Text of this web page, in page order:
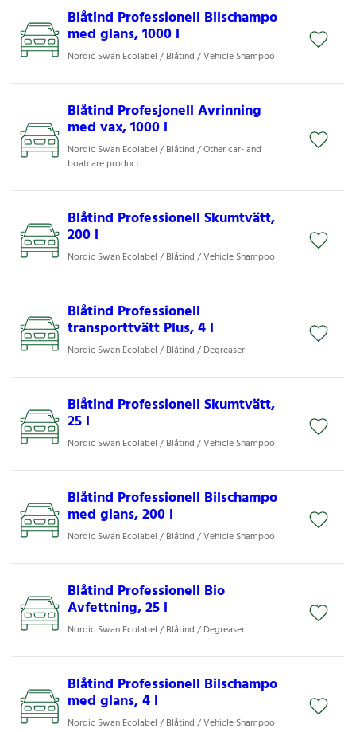
Blåtind Professionell Bilschampo
med glans, 1000 l
Nordic Swan Ecolabel / Blåtind / Vehicle Shampoo
Blåtind Profesjonell Avrinning
med vax, 1000 l
Nordic Swan Ecolabel / Blåtind / Other car- and
boatcare product
Blåtind Professionell Skumtvätt,
200 l
Nordic Swan Ecolabel / Blåtind / Vehicle Shampoo
Blåtind Professionell
transporttvätt Plus, 4 l
Nordic Swan Ecolabel / Blåtind / Degreaser
Blåtind Professionell Skumtvätt,
25 l
Nordic Swan Ecolabel / Blåtind / Vehicle Shampoo
Blåtind Professionell Bilschampo
med glans, 200 l
Nordic Swan Ecolabel / Blåtind / Vehicle Shampoo
Blåtind Professionell Bio
Avfettning, 25 l
Nordic Swan Ecolabel / Blåtind / Degreaser
Blåtind Professionell Bilschampo
med glans, 4 l
Nordic Swan Ecolabel / Blåtind / Vehicle Shampoo